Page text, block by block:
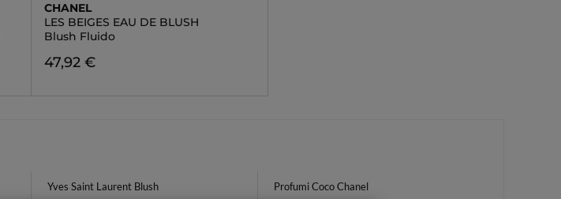
CHANEL
LES BEIGES EAU DE BLUSH
Blush Fluido
47,92 €
Yves Saint Laurent Blush Profumi Coco Chanel